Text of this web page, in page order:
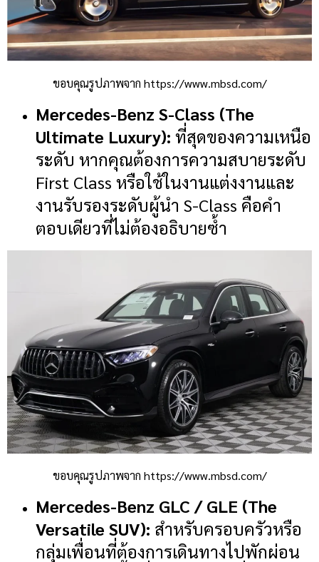
ขอบคุณรูปภาพจาก https://www.mbsd.com/
Mercedes-Benz S-Class (The
Ultimate Luxury): ที่สุดของความเหนือ
ระดับ หากคุณต้องการความสบายระดับ
First Class หรือใช้ในงานแต่งงานและ
งานรับรองระดับผู้นำ S-Class คือคำ
ตอบเดียวที่ไม่ต้องอธิบายซ้ำ
ขอบคุณรูปภาพจาก https://www.mbsd.com/
Mercedes-Benz GLC / GLE (The
Versatile SUV): สำหรับครอบครัวหรือ
กลุ่มเพื่อนที่ต้องการเดินทางไปพักผ่อน